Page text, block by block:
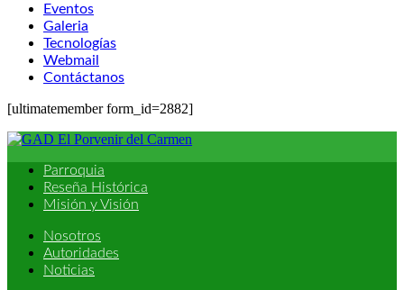
Eventos
Galeria
Tecnologías
Webmail
Contáctanos
[ultimatemember form_id=2882]
Parroquia
Reseña Histórica
Misión y Visión
Nosotros
Autoridades
Noticias